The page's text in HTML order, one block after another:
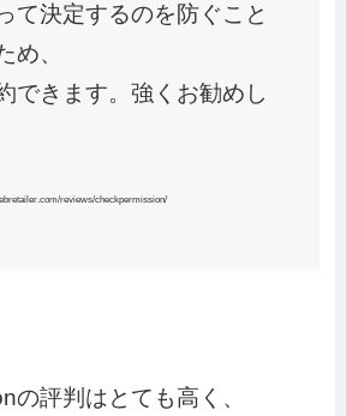
て決定するのを防ぐこと
め、
できます。強くお勧めし
reviews/checkpermission/
の評判はとても高く、